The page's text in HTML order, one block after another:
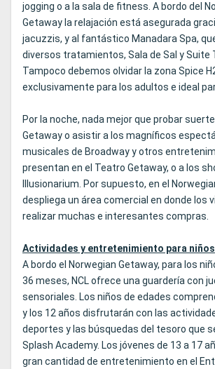
jogging o a la sala de fitness. A bordo del
Getaway la relajación está asegurada
jacuzzis, y al fantástico Manadara Spa,
diversos tratamientos, Sala de Sal y Suite
Tampoco debemos olvidar la zona Spice
exclusivamente para los adultos e ideal
Por la noche, nada mejor que probar
Getaway o asistir a los magníficos
musicales de Broadway y otros
presentan en el Teatro Getaway, o a los
Illusionarium. Por supuesto, en el
despliega un área comercial en donde los
realizar muchas e interesantes compras.
Actividades y entretenimiento para niños
A bordo el Norwegian Getaway, para los
36 meses, NCL ofrece una guardería con
sensoriales. Los niños de edades
y los 12 años disfrutarán con las
deportes y las búsquedas del tesoro que
Splash Academy. Los jóvenes de 13 a 17
gran cantidad de entretenimiento en el